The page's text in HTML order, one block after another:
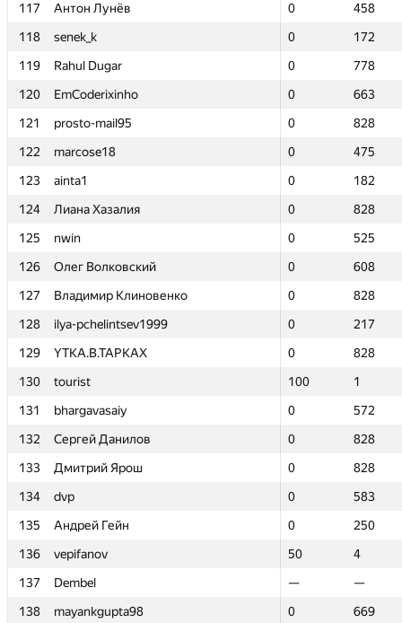
117
Антон Лунёв 0
458
118
senek_k 0
172
119
Rahul Dugar 0
778
120
EmCoderixinho 0
663
121
prosto-mail95 0
828
122
marcose18 0
475
123
ainta1 0
182
124
Лиана Хазалия 0
828
125
nwin 0
525
126
Олег Волковский 0
608
127
Владимир Клиновенко 0
828
128
ilya-pchelintsev1999 0
217
129
YTKA.B.TAPKAX 0
828
130
tourist 100
1
131
bhargavasaiy 0
572
132
Сергей Данилов 0
828
133
Дмитрий Ярош 0
828
134
dvp 0
583
135
Андрей Гейн 0
250
136
vepifanov 50
4
137
Dembel —
—
138
mayankgupta98 0
669
117
Антон Лунёв 0
458
118
senek_k 0
172
119
Rahul Dugar 0
778
120
EmCoderixinho 0
663
121
prosto-mail95 0
828
122
marcose18 0
475
123
ainta1 0
182
124
Лиана Хазалия 0
828
125
nwin 0
525
126
Олег Волковский 0
608
127
Владимир Клиновенко 0
828
128
ilya-pchelintsev1999 0
217
129
YTKA.B.TAPKAX 0
828
130
tourist 100
1
131
bhargavasaiy 0
572
132
Сергей Данилов 0
828
133
Дмитрий Ярош 0
828
134
dvp 0
583
135
Андрей Гейн 0
250
136
vepifanov 50
4
137
Dembel —
—
138
mayankgupta98 0
669